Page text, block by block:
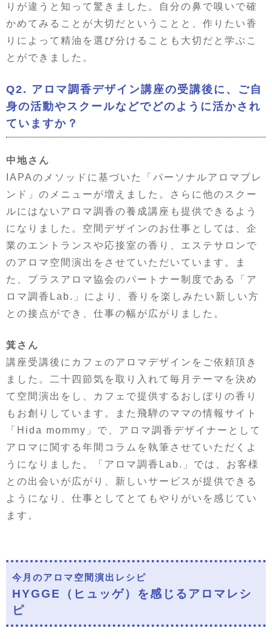
りが違うと知って驚きました。自分の鼻で嗅いで確
かめてみることが大切だということと、作りたい香
りによって精油を選び分けることも大切だと学ぶこ
とができました。
Q2. アロマ調香デザイン講座の受講後に、ご自
身の活動やスクールなどでどのように活かされ
ていますか？
中地さん
IAPAのメソッドに基づいた「パーソナルアロマブレ
ンド」のメニューが増えました。さらに他のスクー
ルにはないアロマ調香の養成講座も提供できるよう
になりました。空間デザインのお仕事としては、企
業のエントランスや応接室の香り、エステサロンで
のアロマ空間演出をさせていただいています。ま
た、プラスアロマ協会のパートナー制度である「ア
ロマ調香Lab.」により、香りを楽しみたい新しい方
との接点ができ、仕事の幅が広がりました。
箕さん
講座受講後にカフェのアロマデザインをご依頼頂き
ました。二十四節気を取り入れて毎月テーマを決め
て空間演出をし、カフェで提供するおしぼりの香り
もお創りしています。また飛騨のママの情報サイト
「Hida mommy」で、アロマ調香デザイナーとして
アロマに関する年間コラムを執筆させていただくよ
うになりました。「アロマ調香Lab.」では、お客様
との出会いが広がり、新しいサービスが提供できる
ようになり、仕事としてとてもやりがいを感じてい
ます。
今月のアロマ空間演出レシピ
HYGGE（ヒュッゲ）を感じるアロマレシ
ピ